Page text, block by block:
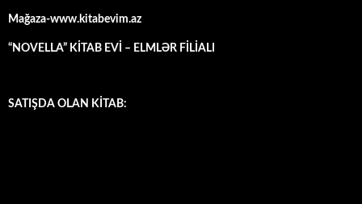
Mağaza-www.kitabevim.az
“NOVELLA” KİTAB EVİ – ELMLƏR FİLİALI
SATIŞDA OLAN KİTAB: